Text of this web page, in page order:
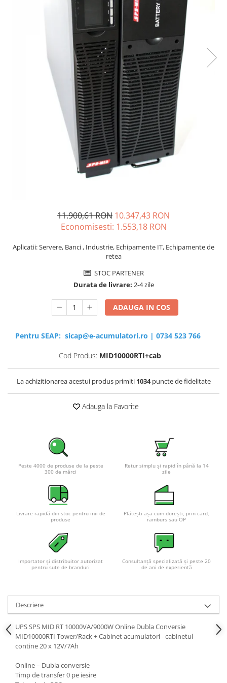
Sisteme de management (BMS)
Redresoare, incarcatoare si testere
Redresoare auto, moto, barci si
11.900,61 RON 10.347,43 RON
Economisesti: 1.553,18 RON
Aplicatii: Servere, Banci , Industrie, Echipamente IT, Echipamente de
retea
STOC PARTENER
Durata de livrare: 2-4 zile
ADAUGA IN COS
Pentru SEAP: sicap@e-acumulatori.ro | 0734 523 766
Cod Produs: MID10000RTI+cab
La achizitionarea acestui produs primiti 1034puncte de fidelitate
Adauga la Favorite
Peste 4000 de produse de la peste
300 de mărci
Retur simplu și rapid în până la 14
zile
Livrare rapidă din stoc pentru mii de
produse
Plătești așa cum dorești, prin card,
ramburs sau OP
Importator și distribuitor autorizat
pentru sute de branduri
Consultanță specializată și peste 20
de ani de experiență
Descriere
UPS SPS MID RT 10000VA/9000W Online Dubla Conversie
MID10000RTI Tower/Rack + Cabinet acumulatori - cabinetul
contine 20 x 12V/7Ah
Online – Dubla conversie
Timp de transfer 0 pe iesire